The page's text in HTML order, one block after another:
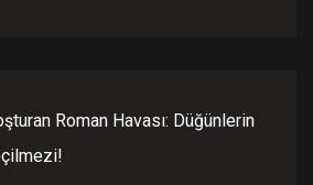
Roman Havası: Düğünlerin